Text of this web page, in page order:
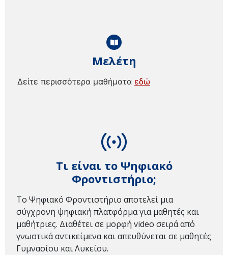
Τι είναι το Ψηφιακό
Φροντιστήριο;
Το Ψηφιακό Φροντιστήριο αποτελεί μια
σύγχρονη ψηφιακή πλατφόρμα για μαθητές και
μαθήτριες. Διαθέτει σε μορφή video σειρά από
γνωστικά αντικείμενα και απευθύνεται σε μαθητές
Γυμνασίου και Λυκείου.
Μελέτη
Δείτε περισσότερα μαθήματα εδώ